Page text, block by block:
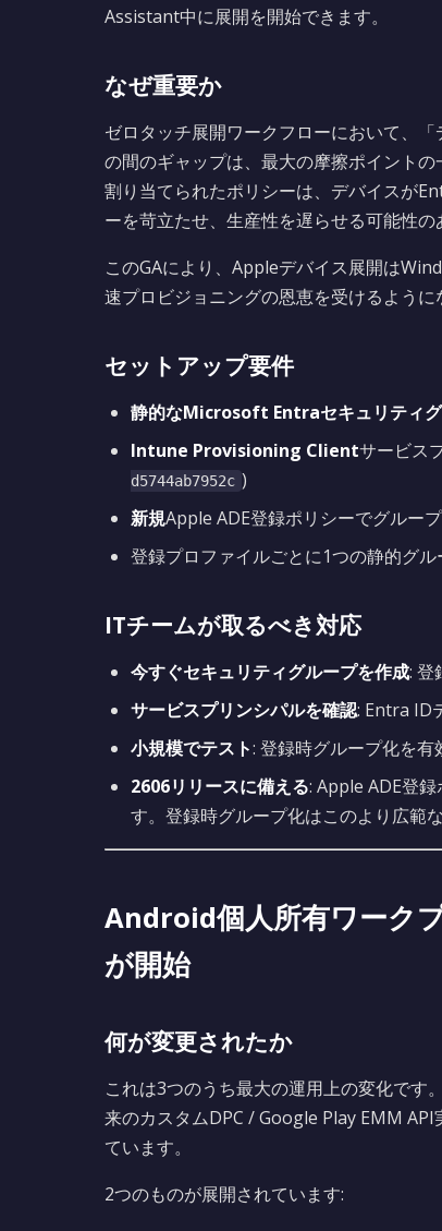
Assistant中に展開を開始できます。
なぜ重要か
ゼロタッチ展開ワークフローにおいて、
の間のギャップは、最大の摩擦ポイント
割り当てられたポリシーは、デバイスが
ーを苛立たせ、生産性を遅らせる可能性の
このGAにより、Appleデバイス展開は
速プロビジョニングの恩恵を受けるように
セットアップ要件
静的なMicrosoft Entraセキュリティ
Intune Provisioning Clientサービス
d5744ab7952c )
新規Apple ADE登録ポリシーでグルー
登録プロファイルごとに1つの静的グル
ITチームが取るべき対応
今すぐセキュリティグループを作成: 登
サービスプリンシパルを確認: Entra ID
小規模でテスト: 登録時グループ化を
2606リリースに備える: Apple ADE登
す。登録時グループ化はこのより広範
Android個人所有ワーク
が開始
何が変更されたか
これは3つのうち最大の運用上の変化です
来のカスタムDPC / Google Play EMM
ています。
2つのものが展開されています: